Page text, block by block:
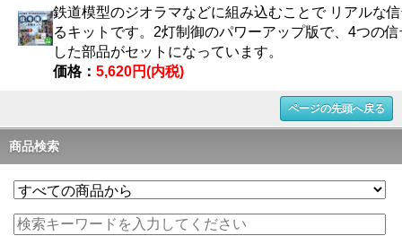
鉄道模型のジオラマなどに組み込むことで リアルな
るキットです。2灯制御のパワーアップ版で、4つの
した部品がセットになっています。
価格： 5,620円(内税)
ページの先頭へ戻る
商品検索